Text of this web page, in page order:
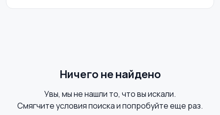
Тату и татуаж Солярии и загар
Ничего не найдено
Увы, мы не нашли то, что вы искали.
Смягчите условия поиска и попробуйте еще раз.